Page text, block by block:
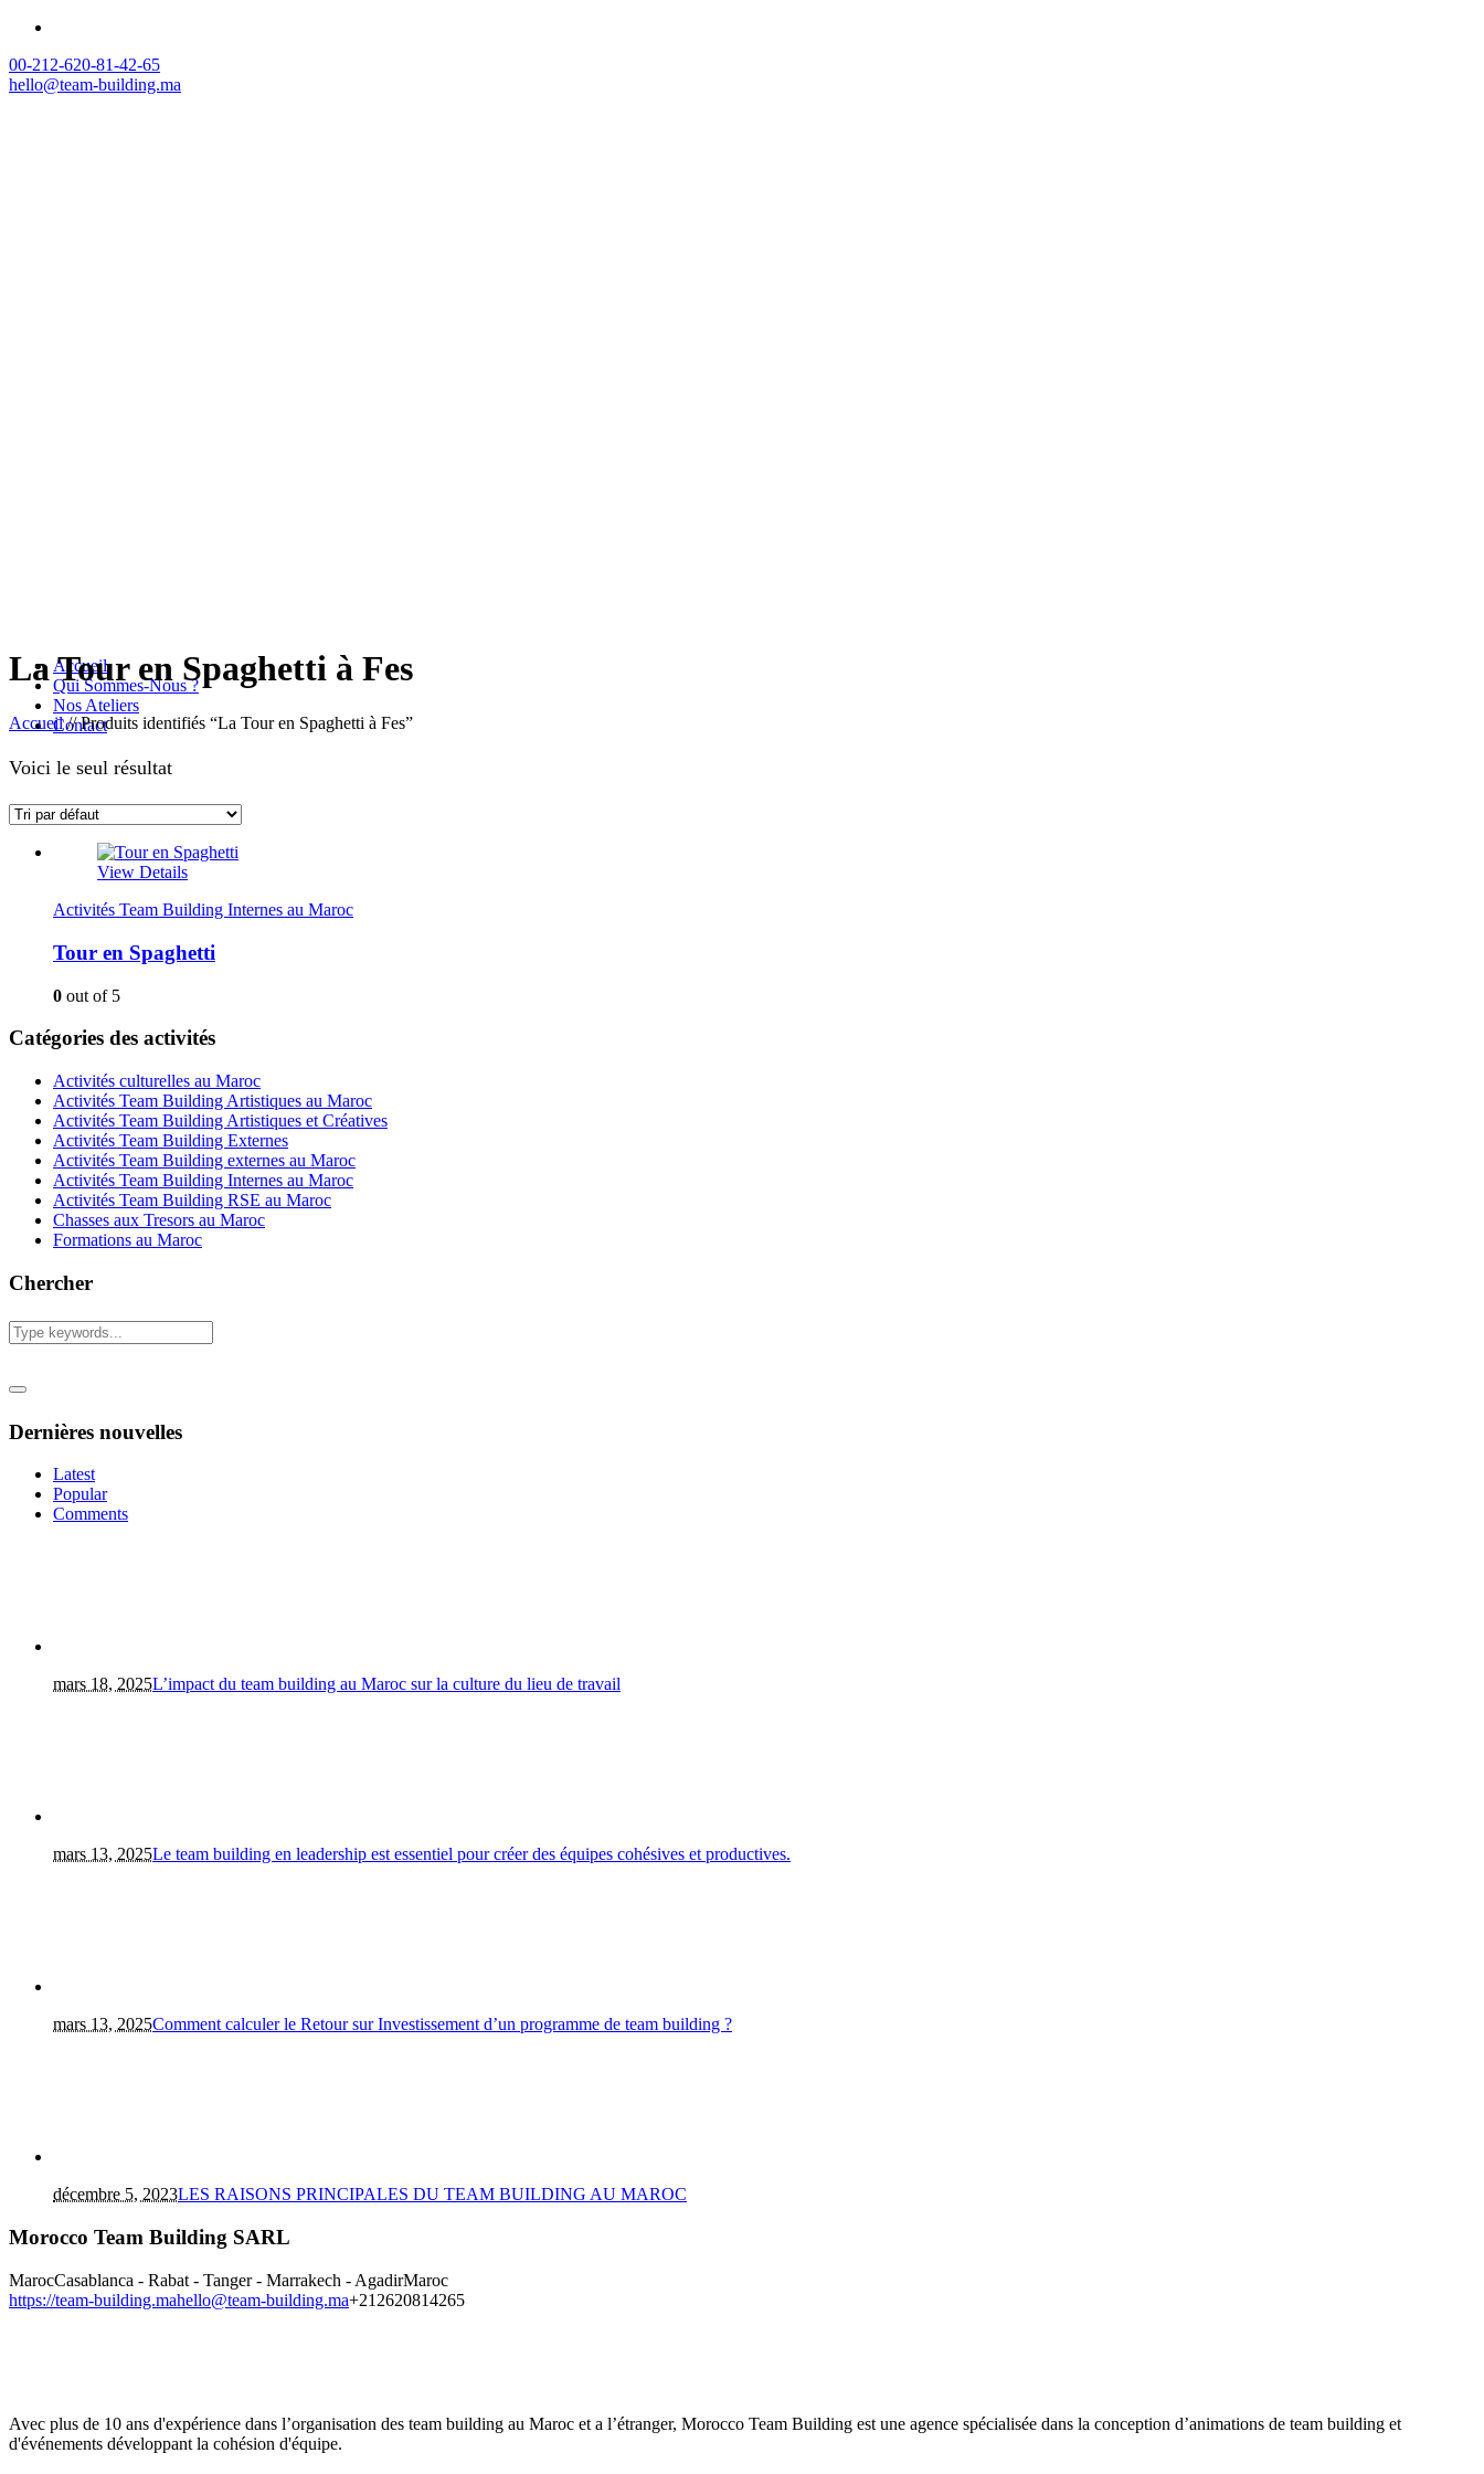
00-212-620-81-42-65
hello@team-building.ma
Accueil
Qui Sommes-Nous ?
Nos Ateliers
Contact
La Tour en Spaghetti à Fes
Accueil//Produits identifiés “La Tour en Spaghetti à Fes”
Voici le seul résultat
View Details
Activités Team Building Internes au Maroc
Tour en Spaghetti
0 out of 5
Catégories des activités
Activités culturelles au Maroc
Activités Team Building Artistiques au Maroc
Activités Team Building Artistiques et Créatives
Activités Team Building Externes
Activités Team Building externes au Maroc
Activités Team Building Internes au Maroc
Activités Team Building RSE au Maroc
Chasses aux Tresors au Maroc
Formations au Maroc
Chercher
Dernières nouvelles
Latest
Popular
Comments
mars 18, 2025L’impact du team building au Maroc sur la culture du lieu de travail
mars 13, 2025Le team building en leadership est essentiel pour créer des équipes cohésives et productives.
mars 13, 2025Comment calculer le Retour sur Investissement d’un programme de team building ?
décembre 5, 2023LES RAISONS PRINCIPALES DU TEAM BUILDING AU MAROC
Morocco Team Building SARL
MarocCasablanca - Rabat - Tanger - Marrakech - AgadirMaroc
https://team-building.mahello@team-building.ma+212620814265
Avec plus de 10 ans d'expérience dans l’organisation des team building au Maroc et a l’étranger, Morocco Team Building est une agence spécialisée dans la conception d’animations de team building et
d'événements développant la cohésion d'équipe.